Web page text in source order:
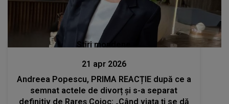
Stiri mondene
21 apr 2026
Andreea Popescu, PRIMA REACȚIE după ce a
semnat actele de divorț și s-a separat
definitiv de Rareș Cojoc: „Când viața ți se dă